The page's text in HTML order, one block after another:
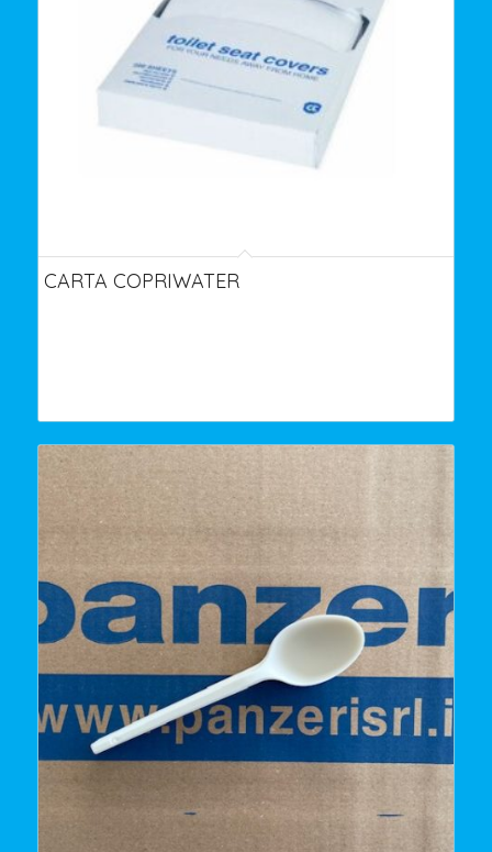
CARTA COPRIWATER